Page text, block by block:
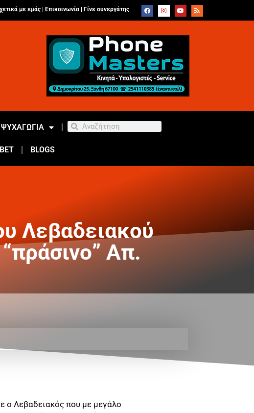
με εμάς | Επικοινωνία Γίνε συνεργάτης
ΨΥΧΑΓΩΓΙΑ
BET BLOGS
Λεβαδειακού
Απ.
ο Λεβαδειακός που με μεγάλο